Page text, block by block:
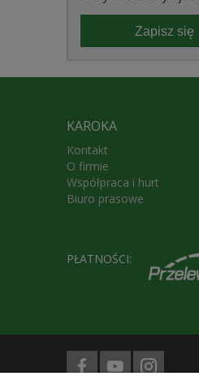
Zapisz się
KAROKA
Kontakt
O firmie
Współpraca i hurt
Biuro prasowe
PŁATNOŚCI: